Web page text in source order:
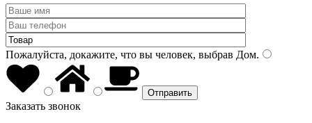
Пожалуйста, докажите, что вы человек, выбрав Дом.
Заказать звонок